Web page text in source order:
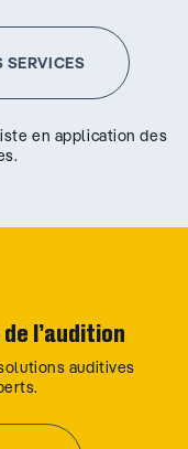
SERVICES
en application des
l’audition
auditives